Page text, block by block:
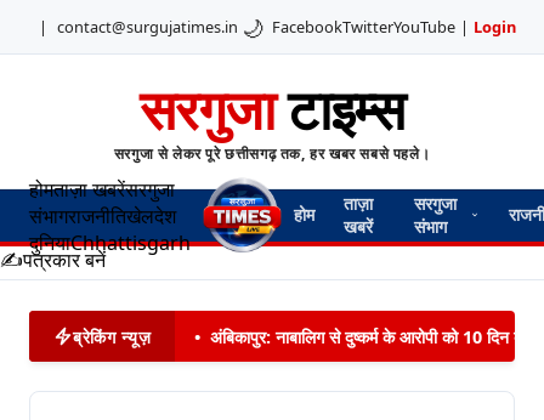
| contact@surgujatimes.in 🌙 FacebookTwitterYouTube | Login
सरगुजाटाइम्स
सरगुजा से लेकर पूरे छत्तीसगढ़ तक, हर खबर सबसे पहले।
होमताज़ा खबरेंसरगुजा
संभागराजनीतिखेलदेश
दुनियाChhattisgarh
होम
ताज़ा
खबरें
सरगुजा
संभाग
✍️पत्रकार बनें
ब्रेकिंग न्यूज़ • अंबिकापुर: नाबालिग से दुष्कर्म के आरोपी को 10 दिन बाद